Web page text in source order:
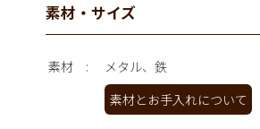
素材・サイズ
素材
メタル、鉄
素材とお手入れについて